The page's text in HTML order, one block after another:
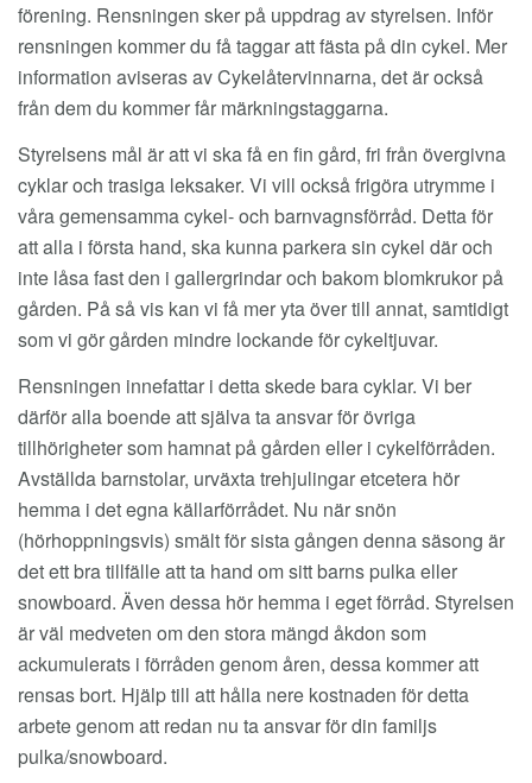
förening. Rensningen sker på uppdrag av styrelsen. Inför
rensningen kommer du få taggar att fästa på din cykel. Mer
information aviseras av Cykelåtervinnarna, det är också
från dem du kommer får märkningstaggarna.
Styrelsens mål är att vi ska få en fin gård, fri från övergivna
cyklar och trasiga leksaker. Vi vill också frigöra utrymme i
våra gemensamma cykel- och barnvagnsförråd. Detta för
att alla i första hand, ska kunna parkera sin cykel där och
inte låsa fast den i gallergrindar och bakom blomkrukor på
gården. På så vis kan vi få mer yta över till annat, samtidigt
som vi gör gården mindre lockande för cykeltjuvar.
Rensningen innefattar i detta skede bara cyklar. Vi ber
därför alla boende att själva ta ansvar för övriga
tillhörigheter som hamnat på gården eller i cykelförråden.
Avställda barnstolar, urväxta trehjulingar etcetera hör
hemma i det egna källarförrådet. Nu när snön
(hörhoppningsvis) smält för sista gången denna säsong är
det ett bra tillfälle att ta hand om sitt barns pulka eller
snowboard. Även dessa hör hemma i eget förråd. Styrelsen
är väl medveten om den stora mängd åkdon som
ackumulerats i förråden genom åren, dessa kommer att
rensas bort. Hjälp till att hålla nere kostnaden för detta
arbete genom att redan nu ta ansvar för din familjs
pulka/snowboard.